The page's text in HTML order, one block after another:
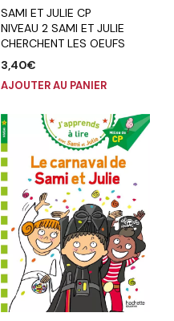
SAMI ET JULIE CP
NIVEAU 2 SAMI ET JULIE
CHERCHENT LES OEUFS
3,40€
AJOUTER AU PANIER